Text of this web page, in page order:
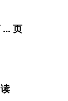
... 页